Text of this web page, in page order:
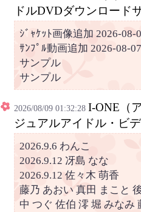
ドルDVDダウンロード
ｼﾞｬｹｯﾄ画像追加 2026-08-
ｻﾝﾌﾟﾙ動画追加 2026-08-
サンプル
サンプル
2026/08/09 01:32:28 I-ONE（
ジュアルアイドル・ビ
2026.9.6 わんこ
2026.9.12 冴島 なな
2026.9.12 佐々木 萌香
藤乃 あおい 真田 まこと
中 つぐ 佐伯 澪 堀 みなみ